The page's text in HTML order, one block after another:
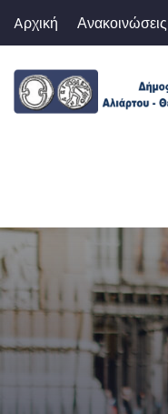
Aρχική Ανακοινώσεις